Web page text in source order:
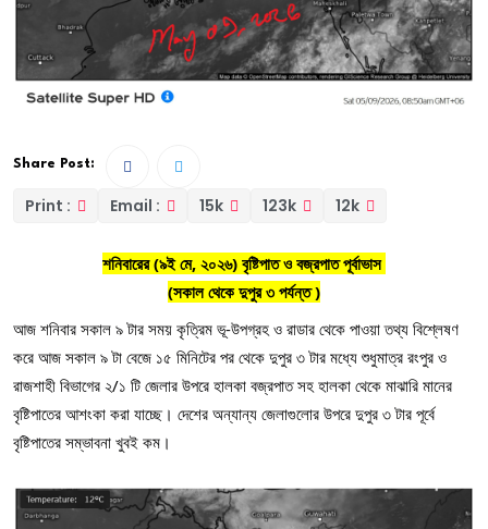
Share Post:
Print : Email : 15k 123k 12k
শনিবারের (৯ই মে, ২০২৬) বৃষ্টিপাত ও বজ্রপাত পূর্বাভাস
(সকাল থেকে দুপুর ৩ পর্যন্ত )
আজ শনিবার সকাল ৯ টার সময় কৃত্রিম ভূ-উপগ্রহ ও রাডার থেকে পাওয়া তথ্য বিশ্লেষণ
করে আজ সকাল ৯ টা বেজে ১৫ মিনিটের পর থেকে দুপুর ৩ টার মধ্যে শুধুমাত্র রংপুর ও
রাজশাহী বিভাগের ২/১ টি জেলার উপরে হালকা বজ্রপাত সহ হালকা থেকে মাঝারি মানের
বৃষ্টিপাতের আশংকা করা যাচ্ছে। দেশের অন্যান্য জেলাগুলোর উপরে দুপুর ৩ টার পূর্বে
বৃষ্টিপাতের সম্ভাবনা খুবই কম।